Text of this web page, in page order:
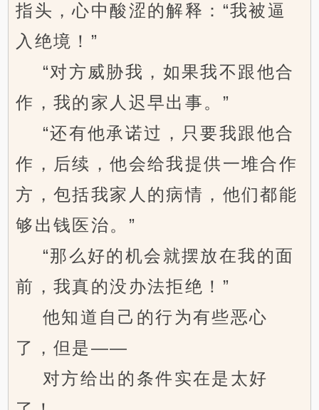
指头，心中酸涩的解释：“我被逼
入绝境！”
“对方威胁我，如果我不跟他合
作，我的家人迟早出事。”
“还有他承诺过，只要我跟他合
作，后续，他会给我提供一堆合作
方，包括我家人的病情，他们都能
够出钱医治。”
“那么好的机会就摆放在我的面
前，我真的没办法拒绝！”
他知道自己的行为有些恶心
了，但是——
对方给出的条件实在是太好